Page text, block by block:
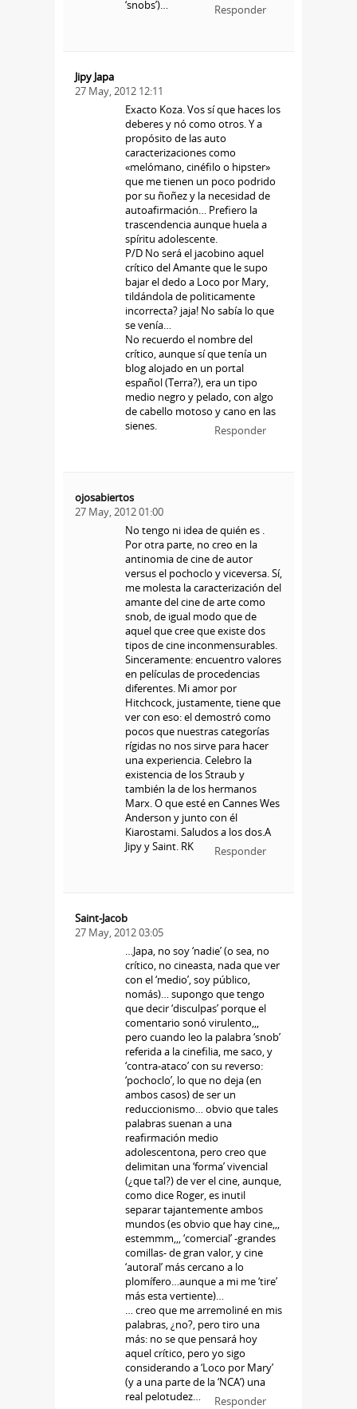
‘snobs’)… Responder
Jipy Japa
27 May, 2012 12:11
Exacto Koza. Vos sí que haces los
deberes y nó como otros. Y a
propósito de las auto
caracterizaciones como
«melómano, cinéfilo o hipster»
que me tienen un poco podrido
por su ñoñez y la necesidad de
autoafirmación… Prefiero la
trascendencia aunque huela a
spíritu adolescente.
P/D No será el jacobino aquel
crítico del Amante que le supo
bajar el dedo a Loco por Mary,
tildándola de politicamente
incorrecta? jaja! No sabía lo que
se venía…
No recuerdo el nombre del
crítico, aunque sí que tenía un
blog alojado en un portal
español (Terra?), era un tipo
medio negro y pelado, con algo
de cabello motoso y cano en las
sienes.
Responder
ojosabiertos
27 May, 2012 01:00
No tengo ni idea de quién es .
Por otra parte, no creo en la
antinomia de cine de autor
versus el pochoclo y viceversa. Sí,
me molesta la caracterización del
amante del cine de arte como
snob, de igual modo que de
aquel que cree que existe dos
tipos de cine inconmensurables.
Sinceramente: encuentro valores
en películas de procedencias
diferentes. Mi amor por
Hitchcock, justamente, tiene que
ver con eso: el demostró como
pocos que nuestras categorías
rígidas no nos sirve para hacer
una experiencia. Celebro la
existencia de los Straub y
también la de los hermanos
Marx. O que esté en Cannes Wes
Anderson y junto con él
Kiarostami. Saludos a los dos.A
Jipy y Saint. RK
Responder
Saint-Jacob
27 May, 2012 03:05
…Japa, no soy ‘nadie’ (o sea, no
crítico, no cineasta, nada que ver
con el ‘medio’, soy público,
nomás)… supongo que tengo
que decir ‘disculpas’ porque el
comentario sonó virulento,,,
pero cuando leo la palabra ‘snob’
referida a la cinefilia, me saco, y
‘contra-ataco’ con su reverso:
‘pochoclo’, lo que no deja (en
ambos casos) de ser un
reduccionismo… obvio que tales
palabras suenan a una
reafirmación medio
adolescentona, pero creo que
delimitan una ‘forma’ vivencial
(¿que tal?) de ver el cine, aunque,
como dice Roger, es inutil
separar tajantemente ambos
mundos (es obvio que hay cine,,,
estemmm,,, ‘comercial’ -grandes
comillas- de gran valor, y cine
‘autoral’ más cercano a lo
plomífero…aunque a mi me ‘tire’
más esta vertiente)…
… creo que me arremoliné en mis
palabras, ¿no?, pero tiro una
más: no se que pensará hoy
aquel crítico, pero yo sigo
considerando a ‘Loco por Mary’
(y a una parte de la ‘NCA’) una
real pelotudez…
Responder